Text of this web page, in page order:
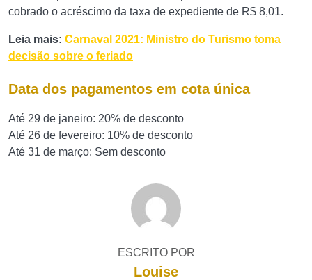
cobrado o acréscimo da taxa de expediente de R$ 8,01.
Leia mais: Carnaval 2021: Ministro do Turismo toma
decisão sobre o feriado
Data dos pagamentos em cota única
Até 29 de janeiro: 20% de desconto
Até 26 de fevereiro: 10% de desconto
Até 31 de março: Sem desconto
ESCRITO POR
Louise